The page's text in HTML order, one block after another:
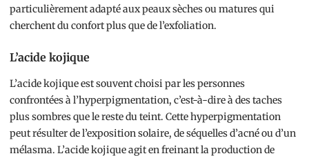
particulièrement adapté aux peaux sèches ou matures qui
cherchent du confort plus que de l’exfoliation.
L’acide kojique
L’acide kojique est souvent choisi par les personnes
confrontées à l’hyperpigmentation, c’est-à-dire à des taches
plus sombres que le reste du teint. Cette hyperpigmentation
peut résulter de l’exposition solaire, de séquelles d’acné ou d’un
mélasma. L’acide kojique agit en freinant la production de